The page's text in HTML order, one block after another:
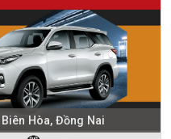
Hòa, Đồng Nai